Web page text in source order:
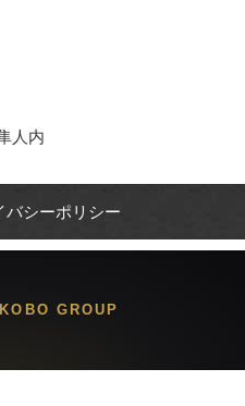
人内
バシーポリシー
GROUP